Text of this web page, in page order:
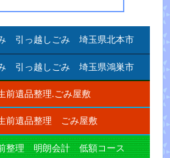
引っ越しごみ 埼玉県北本市
引っ越しごみ 埼玉県鴻巣市
前遺品整理.ごみ屋敷
前遺品整理 ごみ屋敷
整理 明朗会計 低額コース